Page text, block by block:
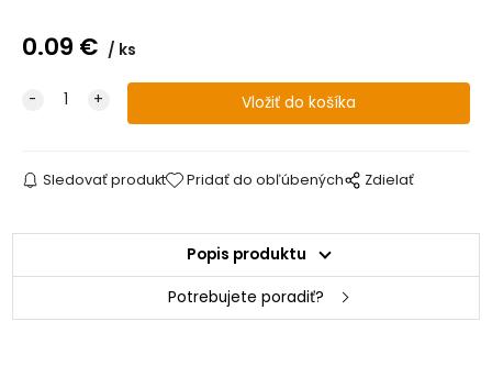
0.09 € ks
Sledovať produkt Pridať do obľúbených Zdielať
Popis produktu
Potrebujete poradiť?